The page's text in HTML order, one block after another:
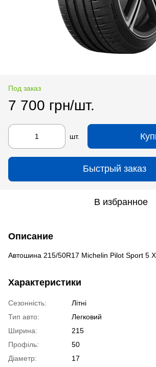
Под заказ
7 700 грн/шт.
шт.
Быстрый заказ
В избранное
Описание
Автошина 215/50R17 Michelin Pilot Sport 5
Характеристики
Сезонність:
Літні
Тип авто:
Легковий
Ширина:
215
Профіль:
50
Діаметр:
17